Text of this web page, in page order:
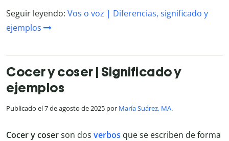
Seguir leyendo: Vos o voz | Diferencias, significado y
ejemplos
Cocer y coser | Significado y
ejemplos
Publicado el 7 de agosto de 2025 por María Suárez, MA.
Cocer y coserson dos verbos que se escriben de forma